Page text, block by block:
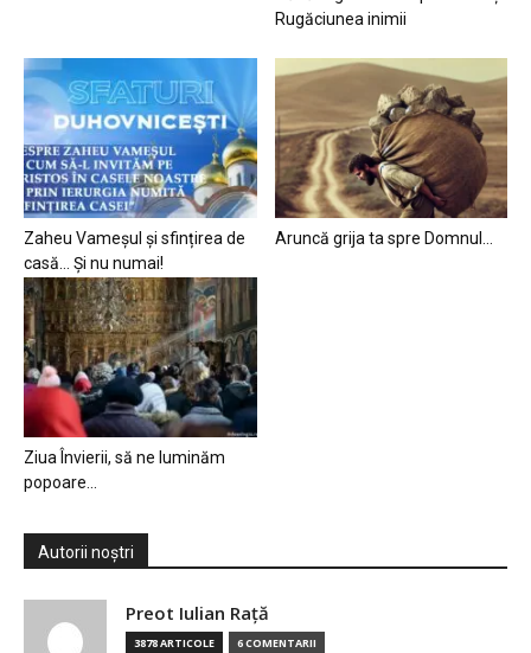
Rugăciunea inimii
Zaheu Vameșul și sfințirea de
casă… Și nu numai!
Aruncă grija ta spre Domnul…
Ziua Învierii, să ne luminăm
popoare…
Autorii noștri
Preot Iulian Raţă
3878 ARTICOLE 6 COMENTARII